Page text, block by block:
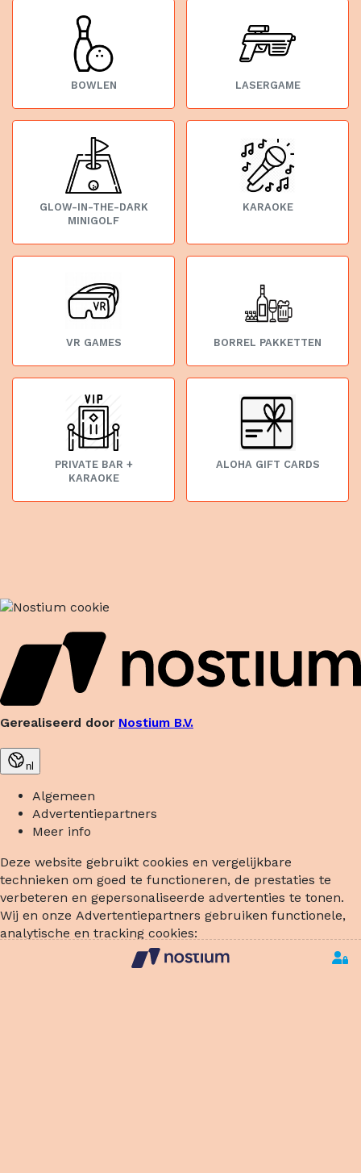
BOWLEN LASERGAME
GLOW-IN-THE-DARK
MINIGOLF
KARAOKE
VR GAMES BORREL PAKKETTEN
PRIVATE BAR +
KARAOKE
ALOHA GIFT CARDS